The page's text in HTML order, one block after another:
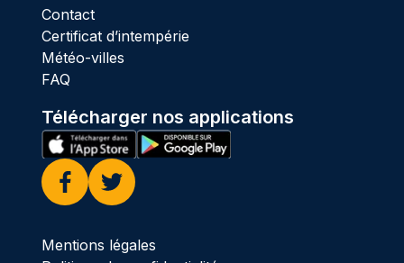
Contact
Certificat d’intempérie
Météo-villes
FAQ
Télécharger nos applications
Facebook
Twitter
Mentions légales